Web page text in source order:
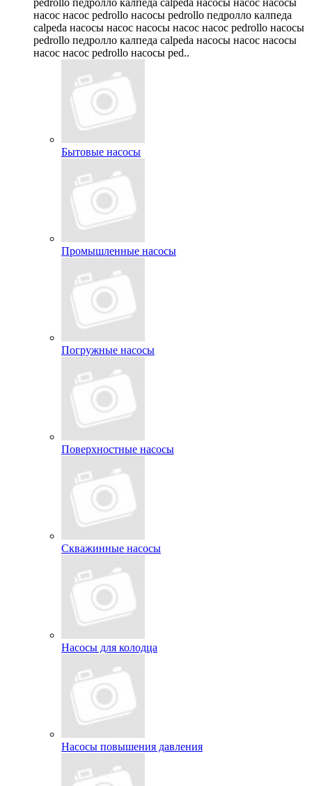
pedrollo педролло калпеда calpeda насосы насос насосы
насос насос pedrollo насосы pedrollo педролло калпеда
calpeda насосы насос насосы насос насос pedrollo насосы
pedrollo педролло калпеда calpeda насосы насос насосы
насос насос pedrollo насосы ped..
Бытовые насосы
Промышленные насосы
Погружные насосы
Поверхностные насосы
Скважинные насосы
Насосы для колодца
Насосы повышения давления